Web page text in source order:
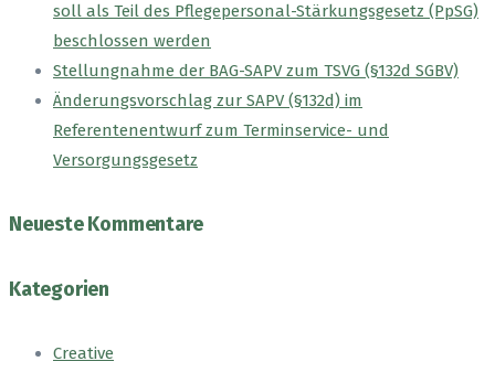
soll als Teil des Pflegepersonal-Stärkungsgesetz (PpSG)
beschlossen werden
Stellungnahme der BAG-SAPV zum TSVG (§132d SGBV)
Änderungsvorschlag zur SAPV (§132d) im
Referentenentwurf zum Terminservice- und
Versorgungsgesetz
Neueste Kommentare
Kategorien
Creative